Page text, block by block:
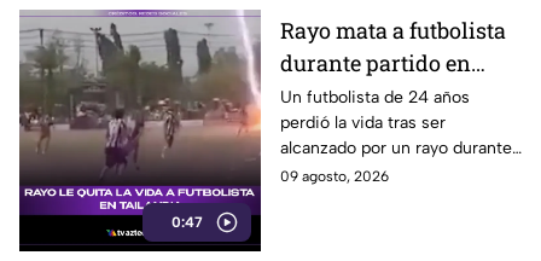
0:47
Rayo mata a futbolista
durante partido en
Tailandia
Un futbolista de 24 años
perdió la vida tras ser
alcanzado por un rayo durante
una tormenta en partido en
09 agosto, 2026